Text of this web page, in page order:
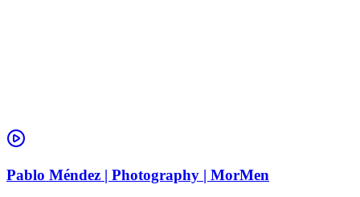
Pablo Méndez | Photography | MorMen